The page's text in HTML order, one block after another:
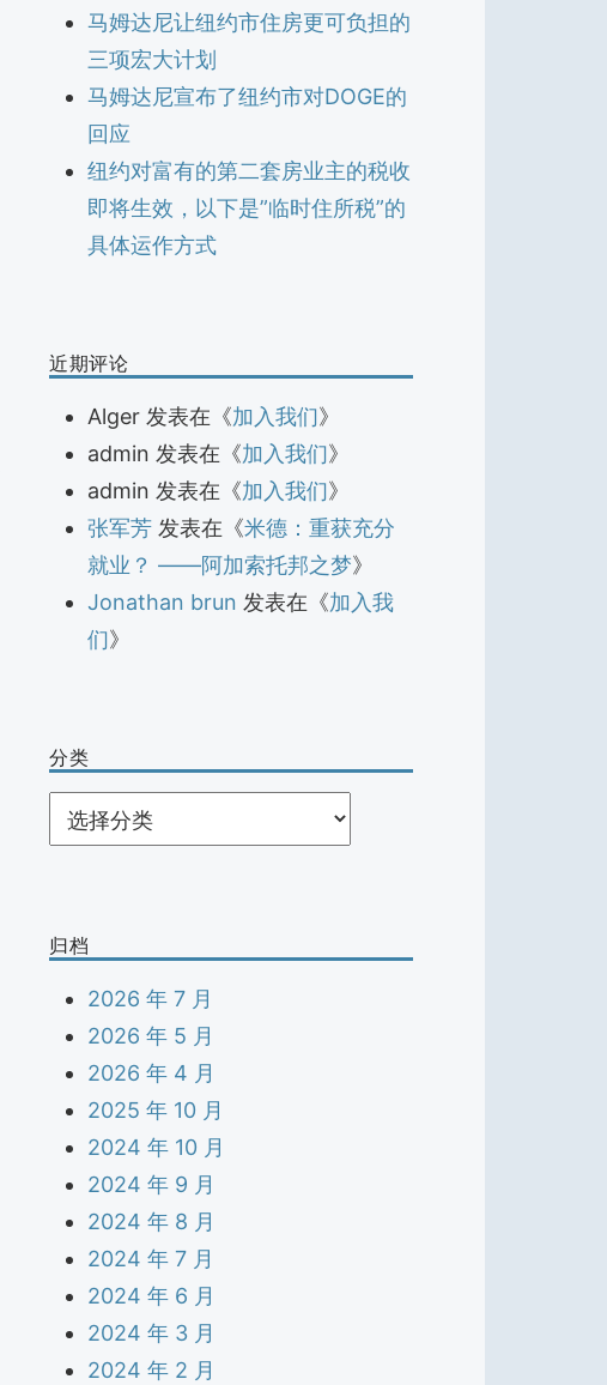
马姆达尼让纽约市住房更可负担的
三项宏大计划
马姆达尼宣布了纽约市对DOGE的
回应
纽约对富有的第二套房业主的税收
即将生效，以下是”临时住所税”的
具体运作方式
近期评论
Alger发表在《加入我们》
admin 发表在《加入我们》
admin 发表在《加入我们》
张军芳发表在《米德：重获充分
就业？ ——阿加索托邦之梦》
Jonathan brun 发表在《加入我
们》
分类
类
归档
2026 年 7 月
2026 年 5 月
2026 年 4 月
2025 年 10 月
2024 年 10 月
2024 年 9 月
2024 年 8 月
2024 年 7 月
2024 年 6 月
2024 年 3 月
2024 年 2 月